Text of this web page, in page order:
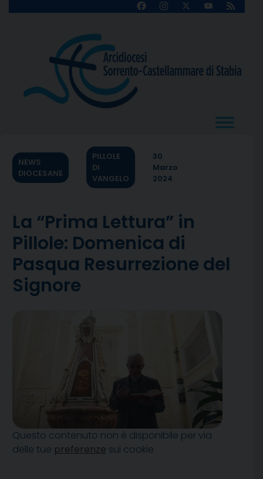
FacebookInstagram
X
YouTube
Feed
NEWS
DIOCESANE
PILLOLE
DI
VANGELO
30
Marzo
2024
La “Prima Lettura” in
Pillole: Domenica di
Pasqua Resurrezione del
Signore
Questo contenuto non è disponibile per via
delle tue preferenze sui cookie